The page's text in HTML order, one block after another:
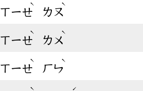
ㄒㄧㄝ
ˋ
ㄌㄡ
ˋ
ㄒㄧㄝ
ˋ
ㄌㄨ
ˋ
ㄒㄧㄝ
ˋ
ㄏㄣ
ˋ
ˋ ˊ